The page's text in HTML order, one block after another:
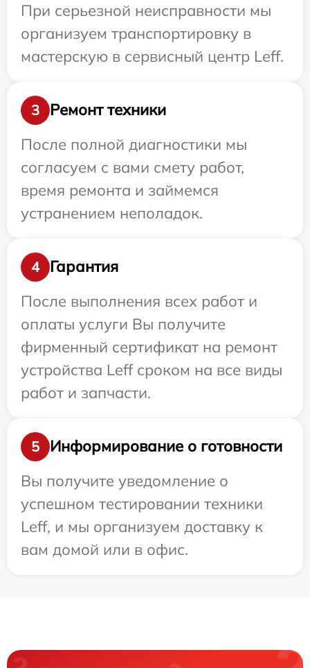
При серьезной неисправности мы
организуем транспортировку в
мастерскую в сервисный центр Leff.
3
Ремонт техники
После полной диагностики мы
согласуем с вами смету работ,
время ремонта и займемся
устранением неполадок.
4
Гарантия
После выполнения всех работ и
оплаты услуги Вы получите
фирменный сертификат на ремонт
устройства Leff сроком на все виды
работ и запчасти.
5
Информирование о готовности
Вы получите уведомление о
успешном тестировании техники
Leff, и мы организуем доставку к
вам домой или в офис.